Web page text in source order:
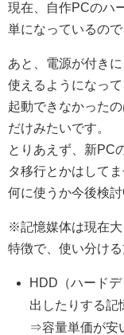
現在、自作PCのハ
単になっているの
あと、電源が付き
使えるようになって
起動できなかった
だけみたいです。
とりあえず、新PC
タ移行とかはしてま
何に使うか今後検討
※記憶媒体は現在大
特徴で、使い分ける
HDD（ハード
出したりする記
⇒容量単価が安